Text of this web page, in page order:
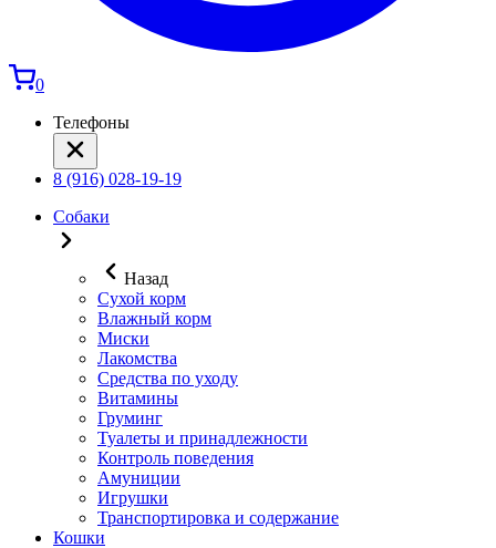
0
Телефоны
8 (916) 028-19-19
Собаки
Назад
Сухой корм
Влажный корм
Миски
Лакомства
Средства по уходу
Витамины
Груминг
Туалеты и принадлежности
Контроль поведения
Амуниции
Игрушки
Транспортировка и содержание
Кошки